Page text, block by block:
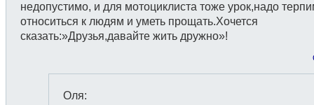
недопустимо, и для мотоциклиста тоже урок,надо
относиться к людям и уметь прощать.Хочется
сказать:»Друзья,давайте жить дружно»!
Оля: